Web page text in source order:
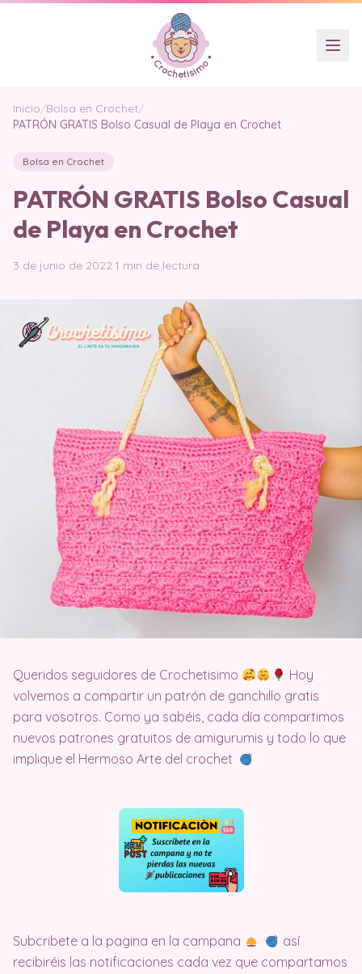
Inicio/Bolsa en Crochet/
PATRÓN GRATIS Bolso Casual de Playa en Crochet
Bolsa en Crochet
PATRÓN GRATIS Bolso Casual
de Playa en Crochet
3 de junio de 2022·1 min de lectura
Queridos seguidores de Crochetisimo
Hoy
volvemos a compartir un patrón de ganchillo gratis
para vosotros. Como ya sabéis, cada día compartimos
nuevos patrones gratuitos de amigurumis y todo lo que
implique el Hermoso Arte del crochet
Subcribete a la pagina en la campana
así
recibiréis las notificaciones cada vez que compartamos